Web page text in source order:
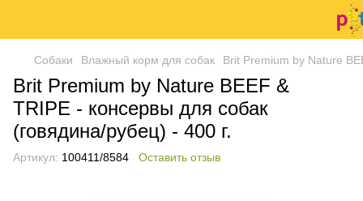
Собаки Влажный корм для собак Brit Premium by Nature
Brit Premium by Nature BEEF &
TRIPE - консервы для собак
(говядина/рубец) - 400 г.
Артикул: 100411/8584 Оставить отзыв